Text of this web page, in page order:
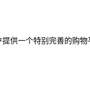
供一个特别完善的购